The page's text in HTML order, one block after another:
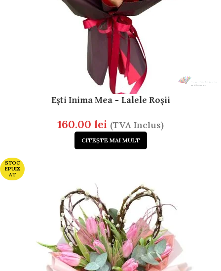
Ești Inima Mea – Lalele Roșii
160.00 lei (TVA Inclus)
CITEȘTE MAI MULT
STOC
EPUIZ
AT